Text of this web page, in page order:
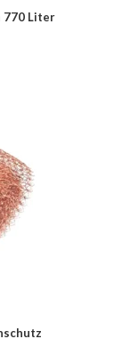
770 Liter